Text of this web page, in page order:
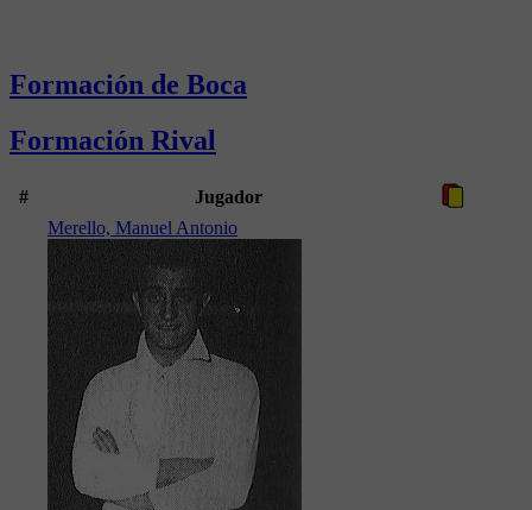
Formación de Boca
Formación Rival
#
Jugador
Merello, Manuel Antonio